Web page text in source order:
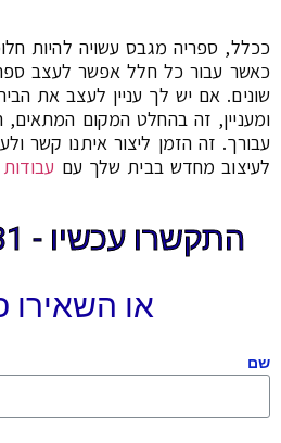
ככלל, ספריה מגבס עשויה להיות
כאשר עבור כל חלל אפשר לעצב
שונים. אם יש לך עניין לעצב את
ומעניין, זה בהחלט המקום המתאים,
עבורך. זה הזמן ליצור איתנו קשר
לעיצוב מחדש בבית שלך עם
התקשרו עכשיו - 050-8090231
או השאירו
שם